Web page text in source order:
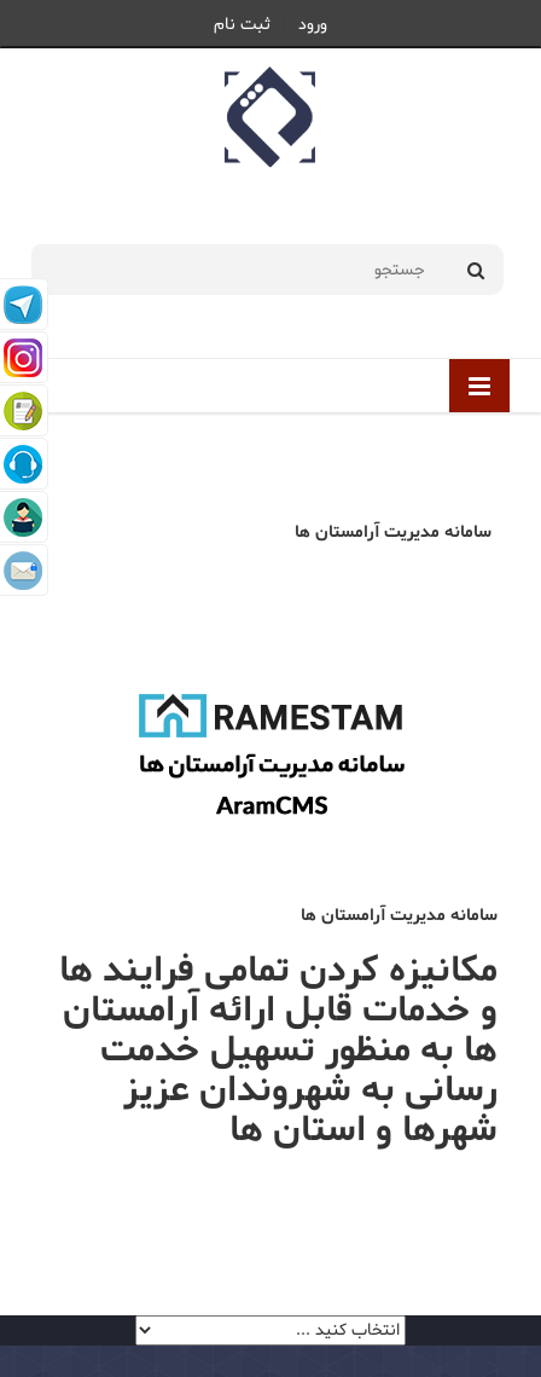
ورود ثبت نام
سامانه مدیریت آرامستان ها
سامانه مدیریت آرامستان ها
مکانیزه کردن تمامی فرایند ها
و خدمات قابل ارائه آرامستان
ها به منظور تسهیل خدمت
رسانی به شهروندان عزیز
شهرها و استان ها